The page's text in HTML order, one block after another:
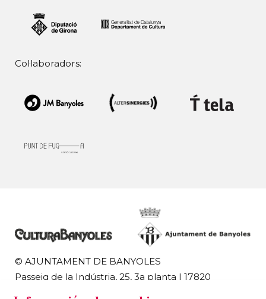
Col·laboradors:
© AJUNTAMENT DE BANYOLES
Passeig de la Indústria, 25, 3a planta | 17820